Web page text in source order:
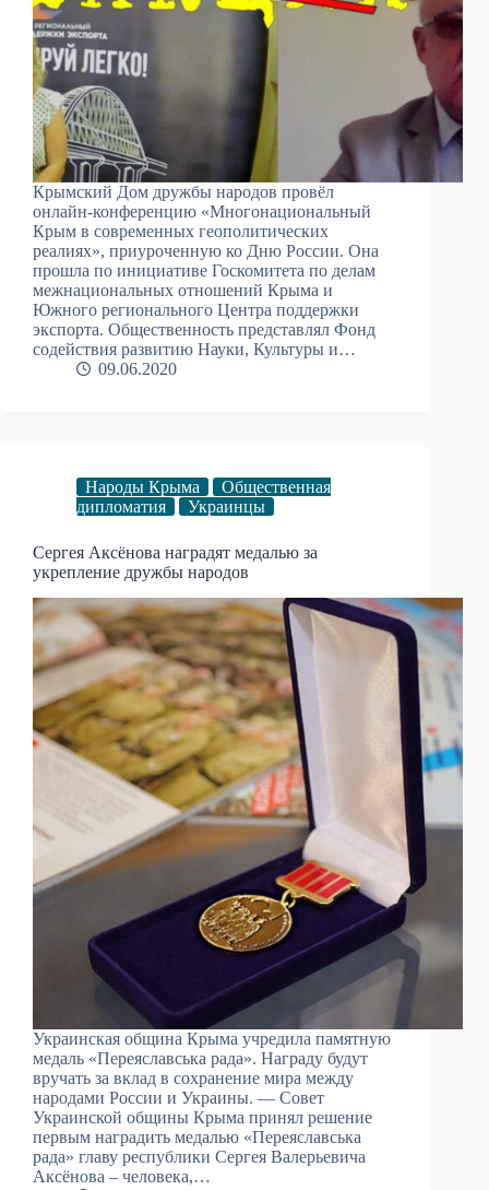
Крымский Дом дружбы народов провёл
онлайн-конференцию «Многонациональный
Крым в современных геополитических
реалиях», приуроченную ко Дню России. Она
прошла по инициативе Госкомитета по делам
межнациональных отношений Крыма и
Южного регионального Центра поддержки
экспорта. Общественность представлял Фонд
содействия развитию Науки, Культуры и…
09.06.2020
Народы Крыма
Общественная
дипломатия
Украинцы
Сергея Аксёнова наградят медалью за
укрепление дружбы народов
Украинская община Крыма учредила памятную
медаль «Переяславська рада». Награду будут
вручать за вклад в сохранение мира между
народами России и Украины. — Совет
Украинской общины Крыма принял решение
первым наградить медалью «Переяславська
рада» главу республики Сергея Валерьевича
Аксёнова – человека,…